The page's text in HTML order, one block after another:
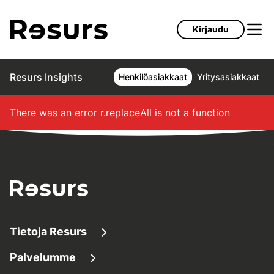
Kirjaudu
Resurs Insights Henkilöasiakkaat Yritysasiakkaat
There was an error r.replaceAll is not a function
Tietoja Resurs
Tietoa meistä
Palvelumme